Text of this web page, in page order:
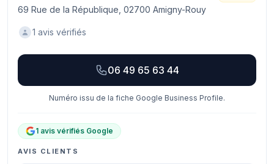
69 Rue de la République, 02700 Amigny-Rouy
1 avis vérifiés
06 49 65 63 44
Numéro issu de la fiche Google Business Profile.
1 avis vérifiés Google
AVIS CLIENTS